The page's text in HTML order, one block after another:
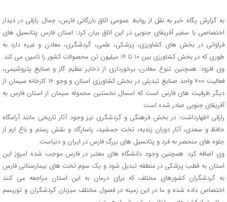
به گزارش پگاه خبر به نقل از روابط عمومی اتاق بازرگانی فارس، جمال رازقی در دیدار
اختصاصی با سفیر آفریقای جنوبی در این اتاق بیان کرد: استان فارس پتانسیل های
فراوانی در بخش های کشاورزی، پزشکی، علمی، گردشگری، معادن و غیره دارد به
طوری که در بخش کشاورزی بین 10 تا 14 میلیون تن محصولات کشور را تامین می کند.
وی افزود: همچنین تنوع معادن، برخورداری از ذخایر عظیم گاز و صنایع پتروشیمی،
فعالیت 700 واحد صنایع تبدیلی در بخش کشاورزی استان و وجو 16 کارخانه سیمان از
دیگر ظرفیت های فارس است که امسال نخستین محموله سیمان از استان فارس به
آفریقای جنوبی صادر شده است.
رازقی اظهارداشت: در بخش فرهنگی و گردشگری نیز وجود آثار تاریخی مانند آرامگاه
حافظ و سعدی، آثار دوران زندیه، تخت جمشید، پاسارگاد و نقش رستم و باغ ارم از
جلوه های منحصر به فرد و پتانسیل های بزرگ فارس در ایران و دنیاست.
وی اضافه کرد: همچنین وجود دانشگاه های معتبر در فارس موجب شده امروز این
استان به قطب پزشکی در منطقه تبدیل شود و یک سوم تخت های بیمارستانی فارس
به گردشگران کشورهای مختلف که برای درمان به این استان مراجعه می کنند
اختصاص داده شده و ما در این زمینه در فصول مختلف میزبان گردشگران و توریسم